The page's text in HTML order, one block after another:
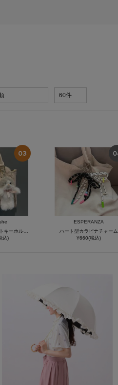
60件
込)
ESPERANZA
ハート型カラビナチャーム
¥660(税込)